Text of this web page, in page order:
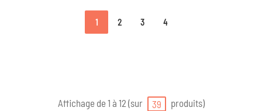
1 2 3 4
Affichage de 1 à 12 (sur 39 produits)